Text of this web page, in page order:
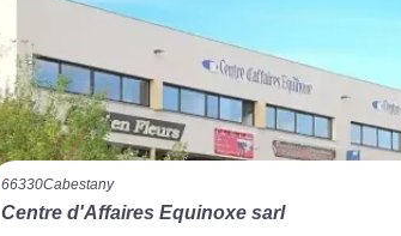
66330Cabestany
Centre d'Affaires Equinoxe sarl